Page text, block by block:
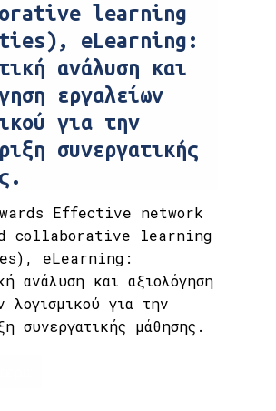
learning
eLearning:
ανάλυση και
εργαλείων
για την
συνεργατικής
Effective network
collaborative learning
eLearning:
ανάλυση και αξιολόγηση
λογισμικού για την
συνεργατικής μάθησης.